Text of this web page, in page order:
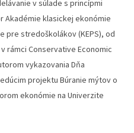
v súlade s princípmi
Akadémie klasickej ekonómie
pre stredoškolákov (KEPS), od
rámci Conservative Economic
vykazovania Dňa
projektu Búranie mýtov o
ekonómie na Univerzite